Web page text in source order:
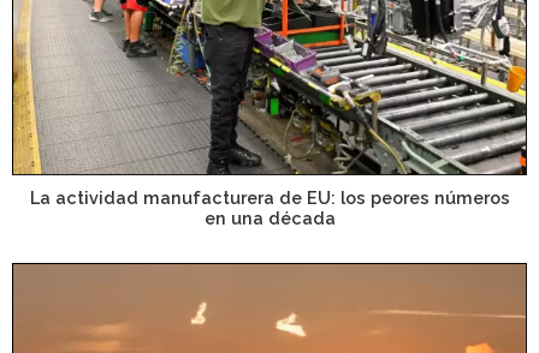
La actividad manufacturera de EU: los peores números
en una década